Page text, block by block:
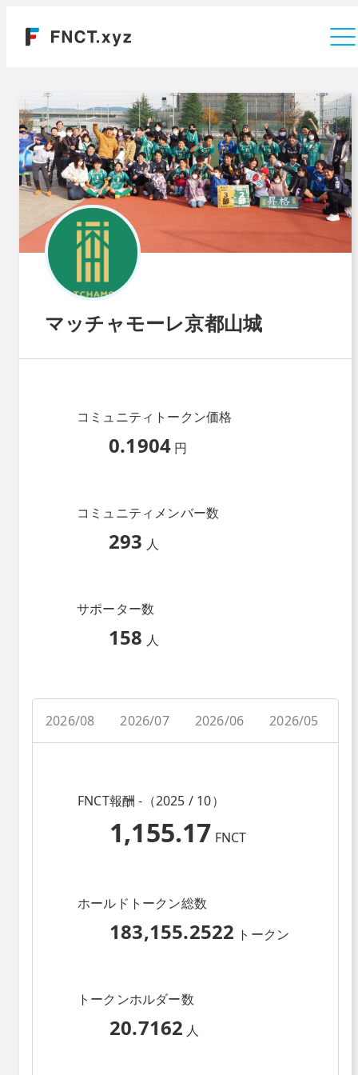
マッチャモーレ京都山城
コミュニティトークン価格
0.1904 円
コミュニティメンバー数
293 人
サポーター数
158 人
2026/08 2026/07 2026/06 2026/05
FNCT報酬 -（2025 / 10）
1,155.17 FNCT
ホールドトークン総数
183,155.2522 トークン
トークンホルダー数
20.7162 人